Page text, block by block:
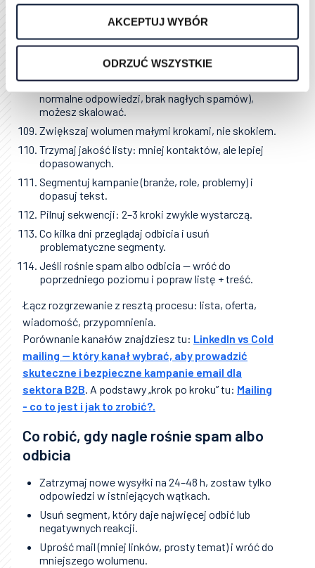
AKCEPTUJ WYBÓR
ODRZUĆ WSZYSTKIE
Cold mailing – co to takiego i czy warto
Co dalej po warm-up (skalowanie)
Gdy przez tydzień widzisz stabilność (mało odbić,
normalne odpowiedzi, brak nagłych spamów),
możesz skalować.
Zwiększaj wolumen małymi krokami, nie skokiem.
Trzymaj jakość listy: mniej kontaktów, ale lepiej
dopasowanych.
Segmentuj kampanie (branże, role, problemy) i
dopasuj tekst.
Pilnuj sekwencji: 2–3 kroki zwykle wystarczą.
Co kilka dni przeglądaj odbicia i usuń
problematyczne segmenty.
Jeśli rośnie spam albo odbicia — wróć do
poprzedniego poziomu i popraw listę + treść.
Łącz rozgrzewanie z resztą procesu: lista, oferta,
wiadomość, przypomnienia.
Porównanie kanałów znajdziesz tu: LinkedIn vs Cold
mailing — który kanał wybrać, aby prowadzić
skuteczne i bezpieczne kampanie email dla
sektora B2B. A podstawy „krok po kroku” tu: Mailing
- co to jest i jak to zrobić?.
Co robić, gdy nagle rośnie spam albo
odbicia
Zatrzymaj nowe wysyłki na 24–48 h, zostaw tylko
odpowiedzi w istniejących wątkach.
Usuń segment, który daje najwięcej odbić lub
negatywnych reakcji.
Uprość mail (mniej linków, prosty temat) i wróć do
mniejszego wolumenu.